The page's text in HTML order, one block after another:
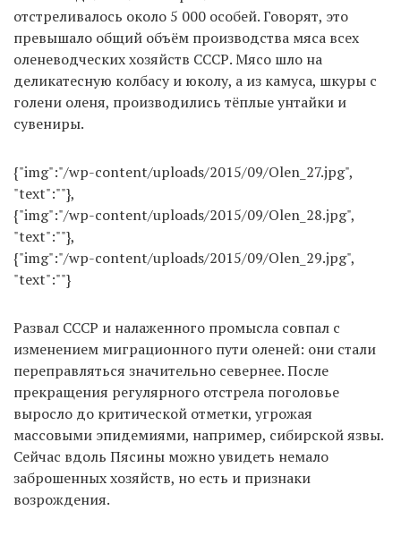
отстреливалось около 5 000 особей. Говорят, это
превышало общий объём производства мяса всех
оленеводческих хозяйств СССР. Мясо шло на
деликатесную колбасу и юколу, а из камуса, шкуры с
голени оленя, производились тёплые унтайки и
сувениры.
{"img":"/wp-content/uploads/2015/09/Olen_27.jpg",
"text":""},
{"img":"/wp-content/uploads/2015/09/Olen_28.jpg",
"text":""},
{"img":"/wp-content/uploads/2015/09/Olen_29.jpg",
"text":""}
Развал СССР и налаженного промысла совпал с
изменением миграционного пути оленей: они стали
переправляться значительно севернее. После
прекращения регулярного отстрела поголовье
выросло до критической отметки, угрожая
массовыми эпидемиями, например, сибирской язвы.
Сейчас вдоль Пясины можно увидеть немало
заброшенных хозяйств, но есть и признаки
возрождения.